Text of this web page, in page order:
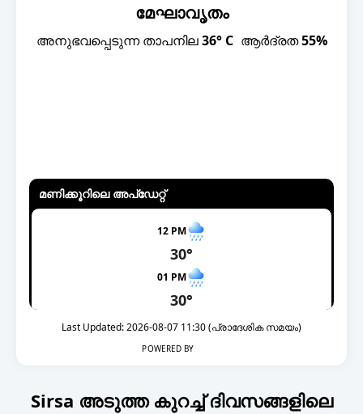
മേഘാവൃതം
അനുഭവപ്പെടുന്ന താപനില36° C ആർദ്രത55%
മണിക്കൂറിലെ അപ്ഡേറ്റ്
12 PM
30°
01 PM
30°
02 PM
29°
28°
Last Updated: 2026-08-07 11:30 (പ്രാദേശിക സമയം)
POWERED BY
Sirsa അടുത്ത കുറച്ച് ദിവസങ്ങളിലെ